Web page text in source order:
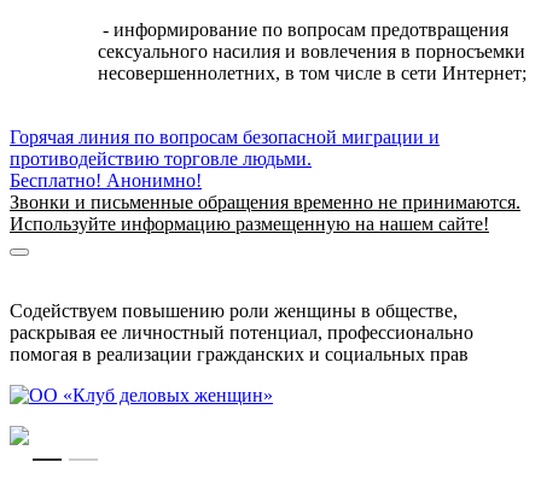
- информирование по вопросам предотвращения
сексуального насилия и вовлечения в порносъемки
несовершеннолетних, в том числе в сети Интернет;
Горячая линия по вопросам безопасной миграции и
противодействию торговле людьми.
Бесплатно! Анонимно!
Звонки и письменные обращения временно не принимаются.
Используйте информацию размещенную на нашем сайте!
Содействуем повышению роли женщины в обществе,
раскрывая ее личностный потенциал, профессионально
помогая в реализации гражданских и социальных прав
RUEN